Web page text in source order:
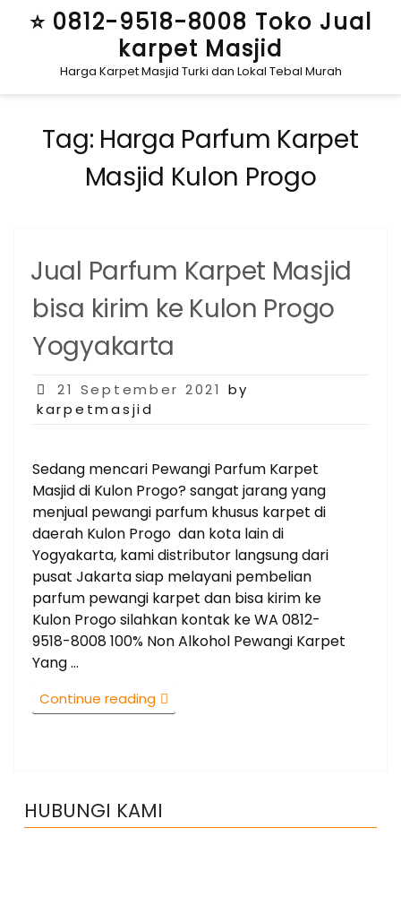
⭐ 0812-9518-8008 Toko Jual
karpet Masjid
Harga Karpet Masjid Turki dan Lokal Tebal Murah
Tag: Harga Parfum Karpet
Masjid Kulon Progo
Jual Parfum Karpet Masjid
bisa kirim ke Kulon Progo
Yogyakarta
Posted
on
21 September 2021 by
karpetmasjid
Sedang mencari Pewangi Parfum Karpet
Masjid di Kulon Progo? sangat jarang yang
menjual pewangi parfum khusus karpet di
daerah Kulon Progo dan kota lain di
Yogyakarta, kami distributor langsung dari
pusat Jakarta siap melayani pembelian
parfum pewangi karpet dan bisa kirim ke
Kulon Progo silahkan kontak ke WA 0812-
9518-8008 100% Non Alkohol Pewangi Karpet
Yang …
Continue reading“Jual
Parfum
ke
HUBUNGI KAMI